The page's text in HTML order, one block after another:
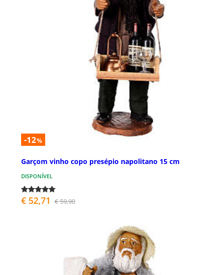
-12%
Garçom vinho copo presépio napolitano 15 cm
DISPONÍVEL
€ 52,71 € 59,90